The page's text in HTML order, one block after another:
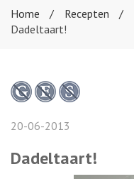
Home
Recepten
Dadeltaart!
20-06-2013
Dadeltaart!